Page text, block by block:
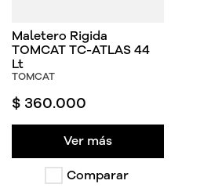
Maletero Rigida
TOMCAT TC-ATLAS 44
Lt
TOMCAT
$ 360.000
Ver más
Comparar